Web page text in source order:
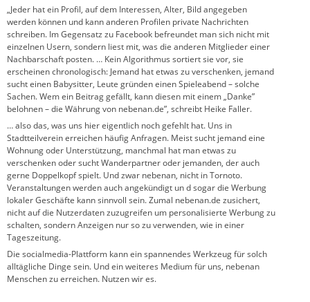
„Jeder hat ein Profil, auf dem Interessen, Alter, Bild angegeben
werden können und kann anderen Profilen private Nachrichten
schreiben. Im Gegensatz zu Facebook befreundet man sich nicht mit
einzelnen Usern, sondern liest mit, was die anderen Mitglieder einer
Nachbarschaft posten. … Kein Algorithmus sortiert sie vor, sie
erscheinen chronologisch: Jemand hat etwas zu verschenken, jemand
sucht einen Babysitter, Leute gründen einen Spieleabend – solche
Sachen. Wem ein Beitrag gefällt, kann diesen mit einem „Danke”
belohnen – die Währung von nebenan.de”, schreibt Heike Faller.
… also das, was uns hier eigentlich noch gefehlt hat. Uns in
Stadtteilverein erreichen häufig Anfragen. Meist sucht jemand eine
Wohnung oder Unterstützung, manchmal hat man etwas zu
verschenken oder sucht Wanderpartner oder jemanden, der auch
gerne Doppelkopf spielt. Und zwar nebenan, nicht in Tornoto.
Veranstaltungen werden auch angekündigt un d sogar die Werbung
lokaler Geschäfte kann sinnvoll sein. Zumal nebenan.de zusichert,
nicht auf die Nutzerdaten zuzugreifen um personalisierte Werbung zu
schalten, sondern Anzeigen nur so zu verwenden, wie in einer
Tageszeitung.
Die socialmedia-Plattform kann ein spannendes Werkzeug für solch
alltägliche Dinge sein. Und ein weiteres Medium für uns, nebenan
Menschen zu erreichen. Nutzen wir es.